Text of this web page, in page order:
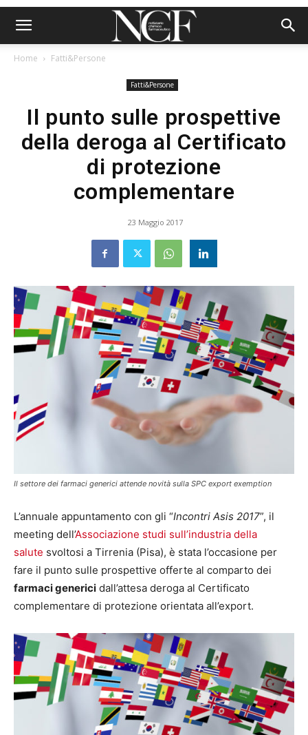
Home Fatti&Persone
Fatti&Persone
Il punto sulle prospettive
della deroga al Certificato
di protezione
complementare
23 Maggio 2017
Il settore dei farmaci generici attende novità sulla SPC export exemption
L’annuale appuntamento con gli “Incontri Asis 2017”, il
meeting dell’Associazione studi sull’industria della
salute svoltosi a Tirrenia (Pisa), è stata l’occasione per
fare il punto sulle prospettive offerte al comparto dei
farmaci generici dall’attesa deroga al Certificato
complementare di protezione orientata all’export.